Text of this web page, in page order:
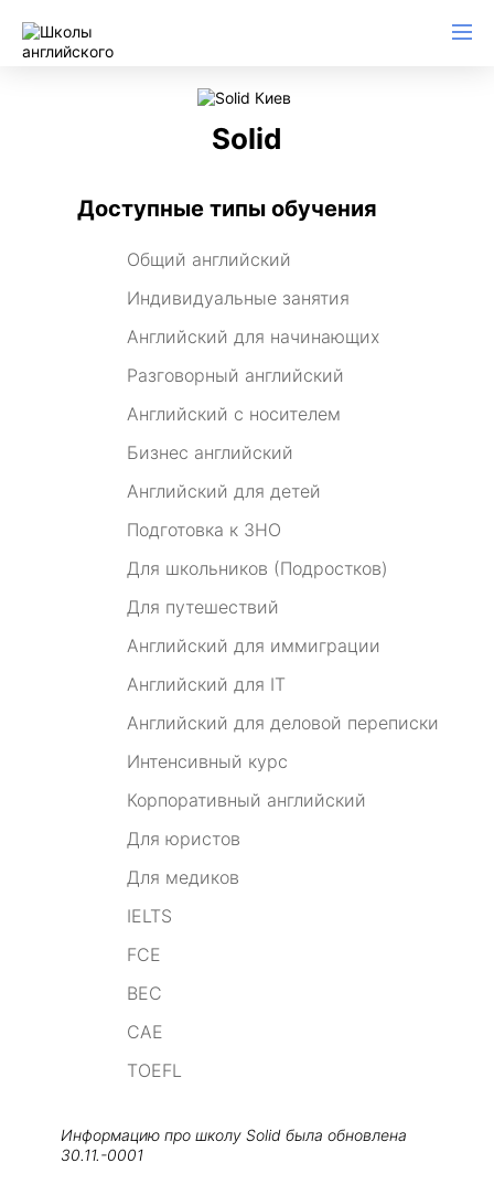
Solid
Доступные типы обучения
Общий английский
Индивидуальные занятия
Английский для начинающих
Разговорный английский
Английский с носителем
Бизнес английский
Английский для детей
Подготовка к ЗНО
Для школьников (Подростков)
Для путешествий
Английский для иммиграции
Английский для IT
Английский для деловой переписки
Интенсивный курс
Корпоративный английский
Для юристов
Для медиков
IELTS
FCE
BEC
CAE
TOEFL
Информацию про школу Solid была обновлена
30.11.-0001